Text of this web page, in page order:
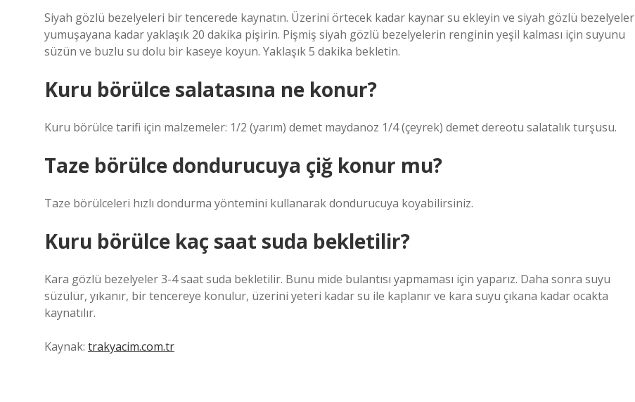
Siyah gözlü bezelyeleri bir tencerede kaynatın. Üzerini örtecek kadar kaynar su ekleyin ve siyah gözlü bezelyeler
yumuşayana kadar yaklaşık 20 dakika pişirin. Pişmiş siyah gözlü bezelyelerin renginin yeşil kalması için suyunu
süzün ve buzlu su dolu bir kaseye koyun. Yaklaşık 5 dakika bekletin.
Kuru börülce salatasına ne konur?
Kuru börülce tarifi için malzemeler: 1/2 (yarım) demet maydanoz 1/4 (çeyrek) demet dereotu salatalık turşusu.
Taze börülce dondurucuya çiğ konur mu?
Taze börülceleri hızlı dondurma yöntemini kullanarak dondurucuya koyabilirsiniz.
Kuru börülce kaç saat suda bekletilir?
Kara gözlü bezelyeler 3-4 saat suda bekletilir. Bunu mide bulantısı yapmaması için yaparız. Daha sonra suyu
süzülür, yıkanır, bir tencereye konulur, üzerini yeteri kadar su ile kaplanır ve kara suyu çıkana kadar ocakta
kaynatılır.
Kaynak: trakyacim.com.tr